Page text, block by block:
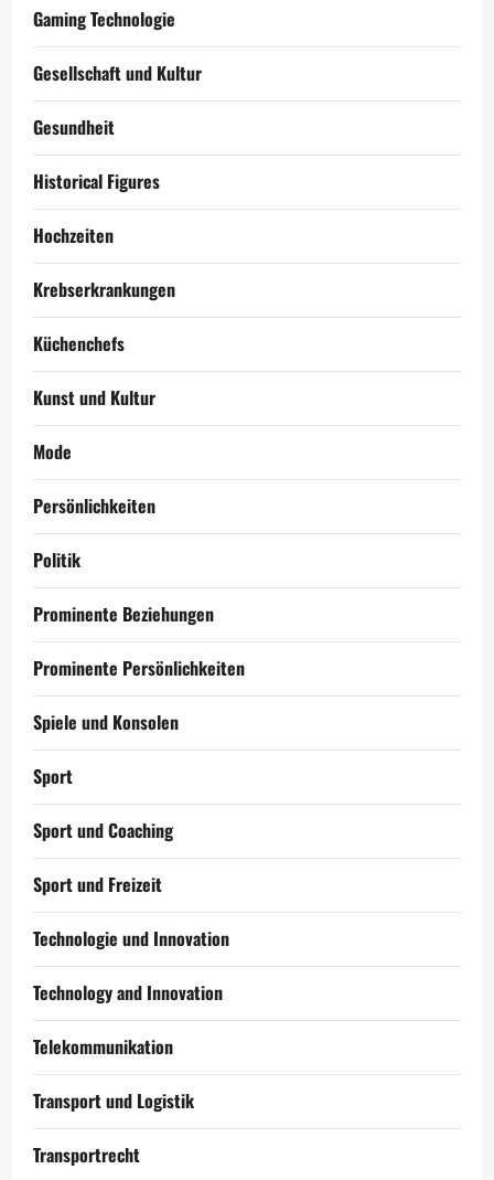
Gaming Technologie
Gesellschaft und Kultur
Gesundheit
Historical Figures
Hochzeiten
Krebserkrankungen
Küchenchefs
Kunst und Kultur
Mode
Persönlichkeiten
Politik
Prominente Beziehungen
Prominente Persönlichkeiten
Spiele und Konsolen
Sport
Sport und Coaching
Sport und Freizeit
Technologie und Innovation
Technology and Innovation
Telekommunikation
Transport und Logistik
Transportrecht